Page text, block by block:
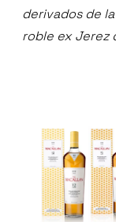
derivados de
roble ex Jerez